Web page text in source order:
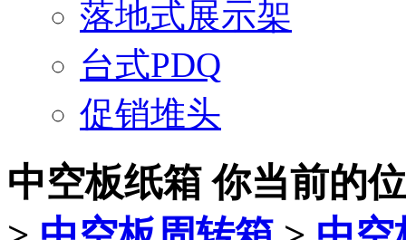
落地式展示架
台式PDQ
促销堆头
中空板纸箱你当前的